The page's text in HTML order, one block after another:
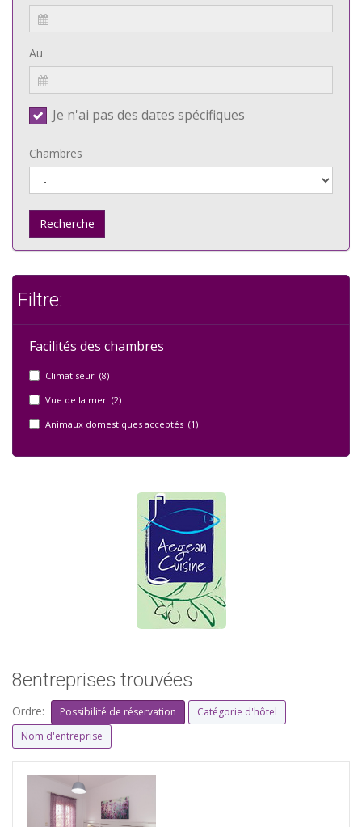
Au
Je n'ai pas des dates spécifiques
Chambres
Recherche
Filtre:
Facilités des chambres
Climatiseur (8)
Vue de la mer (2)
Animaux domestiques acceptés (1)
8entreprises trouvées
Ordre: Possibilité de réservation
Catégorie d'hôtel
Nom d'entreprise